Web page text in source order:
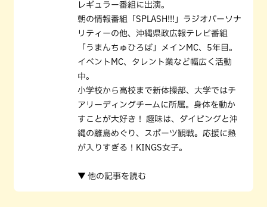
レギュラー番組に出演。
朝の情報番組「SPLASH!!!」ラジオパーソナ
リティーの他、沖縄県政広報テレビ番組
「うまんちゅひろば」メインMC、5年目。
イベントMC、タレント業など幅広く活動
中。
小学校から高校まで新体操部、大学ではチ
アリーディングチームに所属。身体を動か
すことが大好き！ 趣味は、ダイビングと沖
縄の離島めぐり、スポーツ観戦。応援に熱
が入りすぎる！KINGS女子。
▼ 他の記事を読む